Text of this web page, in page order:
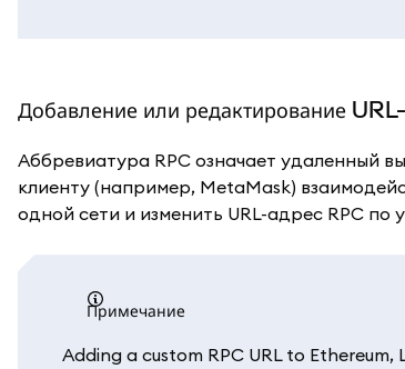
Добавление или редактирование
Аббревиатура RPC означает удаленный
клиенту (например, MetaMask)
одной сети и изменить URL-адрес RPC
примечание
Adding a custom RPC URL to Ethereum,